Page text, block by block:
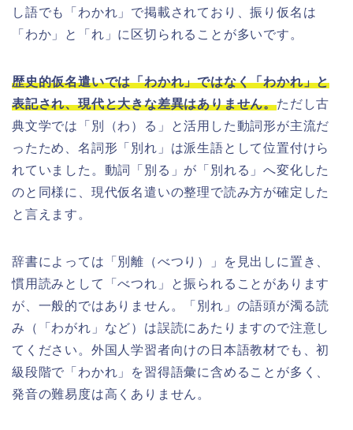
し語でも「わかれ」で掲載されており、振り仮名は
「わか」と「れ」に区切られることが多いです。
歴史的仮名遣いでは「わかれ」ではなく「わかれ」と
表記され、現代と大きな差異はありません。ただし古
典文学では「別（わ）る」と活用した動詞形が主流だ
ったため、名詞形「別れ」は派生語として位置付けら
れていました。動詞「別る」が「別れる」へ変化した
のと同様に、現代仮名遣いの整理で読み方が確定した
と言えます。
辞書によっては「別離（べつり）」を見出しに置き、
慣用読みとして「べつれ」と振られることがあります
が、一般的ではありません。「別れ」の語頭が濁る読
み（「わがれ」など）は誤読にあたりますので注意し
てください。外国人学習者向けの日本語教材でも、初
級段階で「わかれ」を習得語彙に含めることが多く、
発音の難易度は高くありません。